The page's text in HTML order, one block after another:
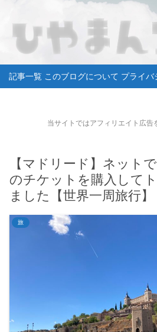
記事一覧 このブログについて プライバ
当サイトではアフィリエイト広告
【マドリード】ネット
のチケットを購入して
ました【世界一周旅行】
旅